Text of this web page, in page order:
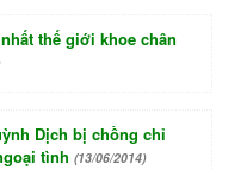
thế giới khoe chân
Dịch bị chồng chỉ
tình (13/06/2014)